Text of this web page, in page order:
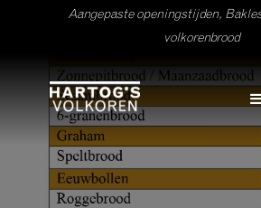
Aangepaste openingstijden,
volkorenbrood